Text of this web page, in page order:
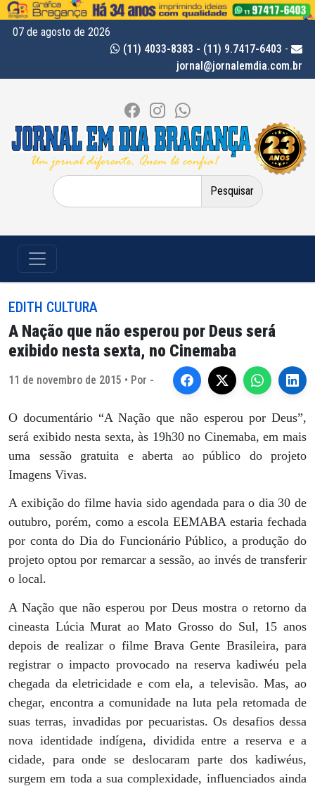
07 de agosto de 2026
(11) 4033-8383 - (11) 9.7417-6403 -
jornal@jornalemdia.com.br
Pesquisar
por:
EDITH CULTURA
A Nação que não esperou por Deus será
exibido nesta sexta, no Cinemaba
11 de novembro de 2015 • Por -
O documentário “A Nação que não esperou por Deus”,
será exibido nesta sexta, às 19h30 no Cinemaba, em mais
uma sessão gratuita e aberta ao público do projeto
Imagens Vivas.
A exibição do filme havia sido agendada para o dia 30 de
outubro, porém, como a escola EEMABA estaria fechada
por conta do Dia do Funcionário Público, a produção do
projeto optou por remarcar a sessão, ao invés de transferir
o local.
A Nação que não esperou por Deus mostra o retorno da
cineasta Lúcia Murat ao Mato Grosso do Sul, 15 anos
depois de realizar o filme Brava Gente Brasileira, para
registrar o impacto provocado na reserva kadiwéu pela
chegada da eletricidade e com ela, a televisão. Mas, ao
chegar, encontra a comunidade na luta pela retomada de
suas terras, invadidas por pecuaristas. Os desafios dessa
nova identidade indígena, dividida entre a reserva e a
cidade, para onde se deslocaram parte dos kadiwéus,
surgem em toda a sua complexidade, influenciados ainda